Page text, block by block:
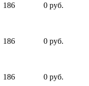
186 0 руб.
186 0 руб.
186 0 руб.